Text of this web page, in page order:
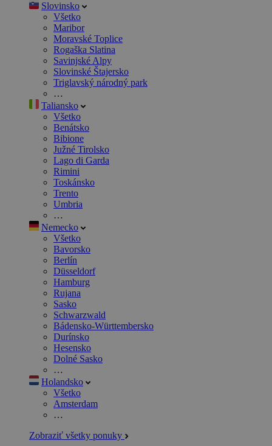
Slovinsko
Všetko
Maribor
Moravské Toplice
Rogaška Slatina
Savinjské Alpy
Slovinské Štajersko
Triglavský národný park
…
Taliansko
Všetko
Benátsko
Bibione
Južné Tirolsko
Lago di Garda
Rimini
Toskánsko
Trento
Umbria
…
Nemecko
Všetko
Bavorsko
Berlín
Düsseldorf
Hamburg
Rujana
Sasko
Schwarzwald
Bádensko-Württembersko
Durínsko
Hesensko
Dolné Sasko
…
Holandsko
Všetko
Amsterdam
…
Zobraziť všetky ponuky